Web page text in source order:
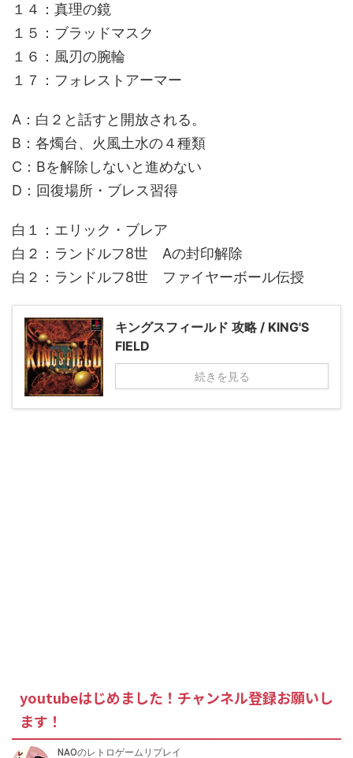
１４：真理の鏡
１５：ブラッドマスク
１６：風刃の腕輪
１７：フォレストアーマー
A：白２と話すと開放される。
B：各燭台、火風土水の４種類
C：Bを解除しないと進めない
D：回復場所・ブレス習得
白１：エリック・ブレア
白２：ランドルフ8世 Aの封印解除
白２：ランドルフ8世 ファイヤーボール伝授
キングスフィールド 攻略 / KING'S
FIELD
続きを見る
youtubeはじめました！チャンネル登録お願いし
ます！